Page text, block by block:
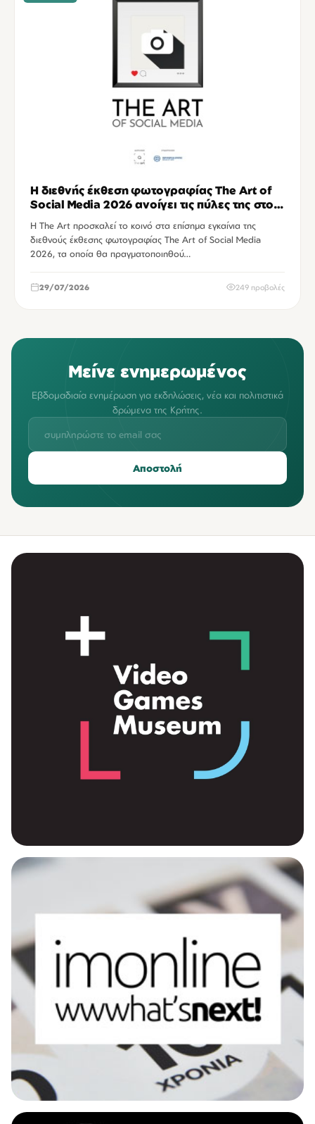
Η διεθνής έκθεση φωτογραφίας The Art of
Social Media 2026 ανοίγει τις πύλες της στο
Η The Art προσκαλεί το κοινό στα επίσημα εγκαίνια της
διεθνούς έκθεσης φωτογραφίας The Art of Social Media
2026, τα οποία θα πραγματοποιηθού…
29/07/2026 249 προβολές
Μείνε ενημερωμένος
Εβδομαδιαία ενημέρωση για εκδηλώσεις, νέα και πολιτιστικά
δρώμενα της Κρήτης.
Αποστολή